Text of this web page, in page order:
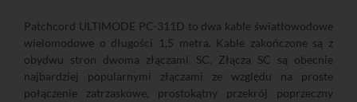
Patchcord ULTIMODE PC-311D to dwa kable światłowodowe
wielomodowe o długości 1,5 metra. Kable zakończone są z
obydwu stron dwoma złączami SC. Złącza SC są obecnie
najbardziej popularnymi złączami ze względu na proste
połączenie zatrzaskowe, prostokątny przekrój poprzeczny